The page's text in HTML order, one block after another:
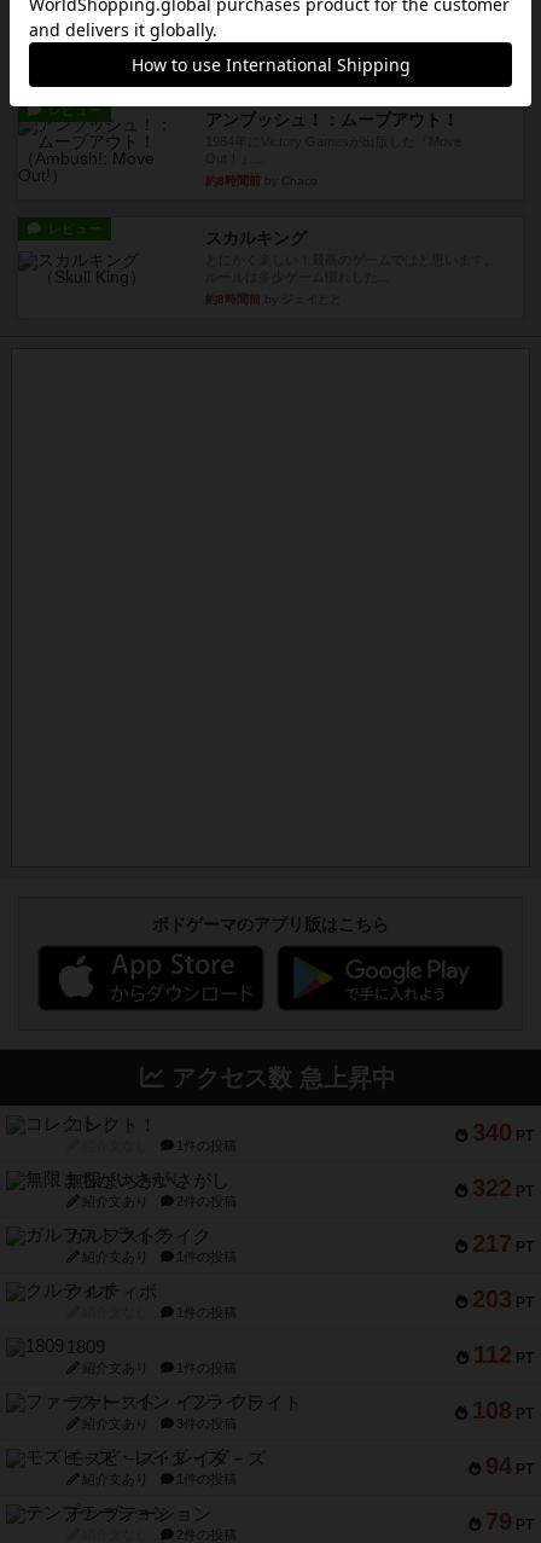
レビュー アンブッシュ！：パープルハート
1985年にVictory Gamesが出版した『Purple Hea...
約7時間前by Chaco
レビュー アンブッシュ！：ムーブアウト！
約8時間前
レビュー スカルキング
約8時間前
ボドゲーマのアプリ版はこちら
アクセス数 急上昇中
340 PT
コレクト！
1件の投稿
322 PT
無限まちがいさがし
紹介文あり 2件の投稿
217 PT
ガルフストライク
紹介文あり 1件の投稿
203 PT
クルティボ
1件の投稿
112 PT
1809
紹介文あり 1件の投稿
108 PT
ファースト・イン・フライト
紹介文あり 3件の投稿
94 PT
モズビ－ズ・レイダ－ズ
紹介文あり 1件の投稿
79 PT
テンプテーション
2件の投稿